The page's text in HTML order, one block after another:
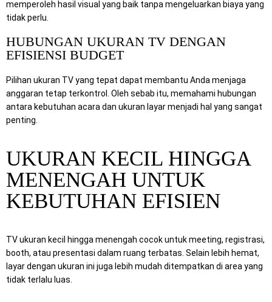
memperoleh hasil visual yang baik tanpa mengeluarkan biaya yang
tidak perlu.
HUBUNGAN UKURAN TV DENGAN
EFISIENSI BUDGET
Pilihan ukuran TV yang tepat dapat membantu Anda menjaga
anggaran tetap terkontrol. Oleh sebab itu, memahami hubungan
antara kebutuhan acara dan ukuran layar menjadi hal yang sangat
penting.
UKURAN KECIL HINGGA
MENENGAH UNTUK
KEBUTUHAN EFISIEN
TV ukuran kecil hingga menengah cocok untuk meeting, registrasi,
booth, atau presentasi dalam ruang terbatas. Selain lebih hemat,
layar dengan ukuran ini juga lebih mudah ditempatkan di area yang
tidak terlalu luas.